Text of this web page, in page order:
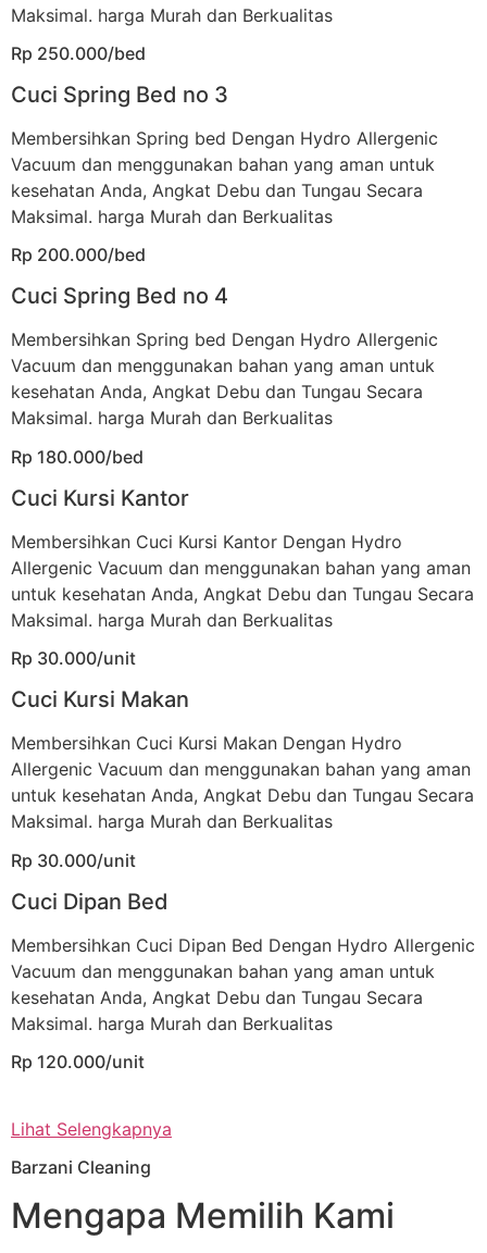
Maksimal. harga Murah dan Berkualitas
Rp 250.000/bed
Cuci Spring Bed no 3
Membersihkan Spring bed Dengan Hydro Allergenic
Vacuum dan menggunakan bahan yang aman untuk
kesehatan Anda, Angkat Debu dan Tungau Secara
Maksimal. harga Murah dan Berkualitas
Rp 200.000/bed
Cuci Spring Bed no 4
Membersihkan Spring bed Dengan Hydro Allergenic
Vacuum dan menggunakan bahan yang aman untuk
kesehatan Anda, Angkat Debu dan Tungau Secara
Maksimal. harga Murah dan Berkualitas
Rp 180.000/bed
Cuci Kursi Kantor
Membersihkan Cuci Kursi Kantor Dengan Hydro
Allergenic Vacuum dan menggunakan bahan yang aman
untuk kesehatan Anda, Angkat Debu dan Tungau Secara
Maksimal. harga Murah dan Berkualitas
Rp 30.000/unit
Cuci Kursi Makan
Membersihkan Cuci Kursi Makan Dengan Hydro
Allergenic Vacuum dan menggunakan bahan yang aman
untuk kesehatan Anda, Angkat Debu dan Tungau Secara
Maksimal. harga Murah dan Berkualitas
Rp 30.000/unit
Cuci Dipan Bed
Membersihkan Cuci Dipan Bed Dengan Hydro Allergenic
Vacuum dan menggunakan bahan yang aman untuk
kesehatan Anda, Angkat Debu dan Tungau Secara
Maksimal. harga Murah dan Berkualitas
Rp 120.000/unit
Lihat Selengkapnya
Barzani Cleaning
Mengapa Memilih Kami